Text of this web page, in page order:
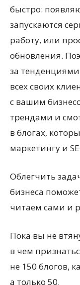
быстро:
запускаются
работу, или
обновления.
за
всех своих
с вашим
трендами и
в блогах,
маркетингу и
Облегчить
бизнеса
читаем сами и
Пока вы не
в чем
не 150 блогов,
а только 50.